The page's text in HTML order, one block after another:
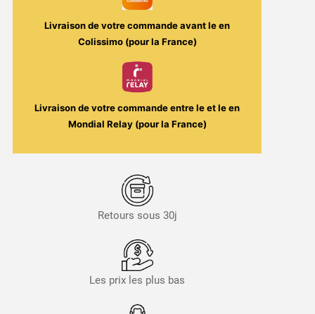
Livraison de votre commande avant leen
Colissimo (pour la France)
Livraison de votre commande entre leet leen
Mondial Relay (pour la France)
Retours sous 30j
Les prix les plus bas